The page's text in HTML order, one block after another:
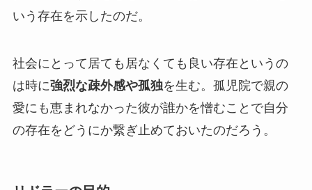
いう存在を示したのだ。
社会にとって居ても居なくても良い存在というの
は時に強烈な疎外感や孤独を生む。孤児院で親の
愛にも恵まれなかった彼が誰かを憎むことで自分
の存在をどうにか繋ぎ止めておいたのだろう。